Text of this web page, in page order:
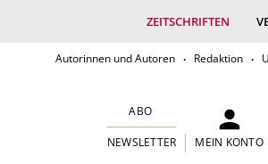
ZEITSCHRIFTEN
Autorinnen und Autoren Redaktion
ABO
NEWSLETTER MEIN KONTO